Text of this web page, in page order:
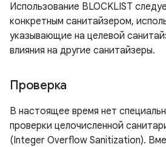
Использование BLOCKLIST
конкретным санитайзером,
указывающие на целевой
влияния на другие санитайзеры.
Проверка
В настоящее время нет
проверки целочисленной
(Integer Overflow Sanitization).